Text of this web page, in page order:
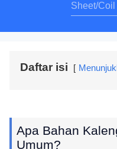
Sheet/
Daftar isi
Apa Bahan
Umum?